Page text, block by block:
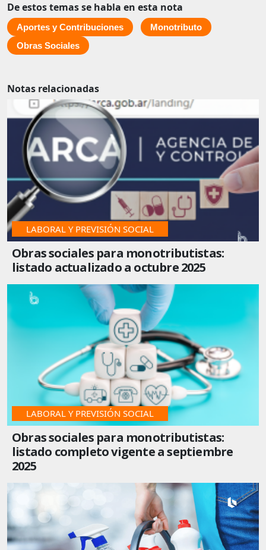
De estos temas se habla en esta nota
Aportes y Contribuciones
Monotributo
Obras Sociales
Notas relacionadas
LABORAL Y PREVISIÓN SOCIAL
Obras sociales para monotributistas:
listado actualizado a octubre 2025
LABORAL Y PREVISIÓN SOCIAL
Obras sociales para monotributistas:
listado completo vigente a septiembre
2025